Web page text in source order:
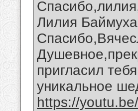
Лилия
пригласил
уникальное
https://